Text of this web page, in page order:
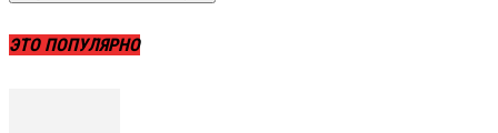
ЭТО ПОПУЛЯРНО